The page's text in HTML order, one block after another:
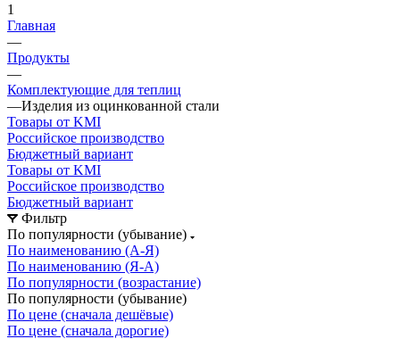
1
Главная
—
Продукты
—
Комплектующие для теплиц
—Изделия из оцинкованной стали
Товары от KMI
Российское производство
Бюджетный вариант
Товары от KMI
Российское производство
Бюджетный вариант
Фильтр
По популярности (убывание)
По наименованию (А-Я)
По наименованию (Я-А)
По популярности (возрастание)
По популярности (убывание)
По цене (сначала дешёвые)
По цене (сначала дорогие)